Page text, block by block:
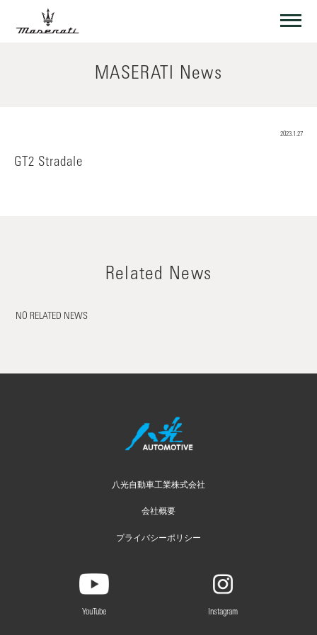
MASERATI News
2023.1.27
GT2 Stradale
Related News
NO RELATED NEWS
八光自動車工業株式会社
会社概要
プライバシーポリシー
YouTube Instagram